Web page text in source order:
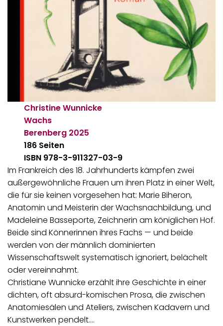
Christine Wunnicke
Wachs
Berenberg 2025
186 Seiten
ISBN 978-3-911327-03-9
Im Frankreich des 18. Jahrhunderts kämpfen zwei
außergewöhnliche Frauen um ihren Platz in einer Welt,
die für sie keinen vorgesehen hat: Marie Biheron,
Anatomin und Meisterin der Wachsnachbildung, und
Madeleine Basseporte, Zeichnerin am königlichen Hof.
Beide sind Könnerinnen ihres Fachs — und beide
werden von der männlich dominierten
Wissenschaftswelt systematisch ignoriert, belächelt
oder vereinnahmt.
Christiane Wunnicke erzählt ihre Geschichte in einer
dichten, oft absurd-komischen Prosa, die zwischen
Anatomiesälen und Ateliers, zwischen Kadavern und
Kunstwerken pendelt.…